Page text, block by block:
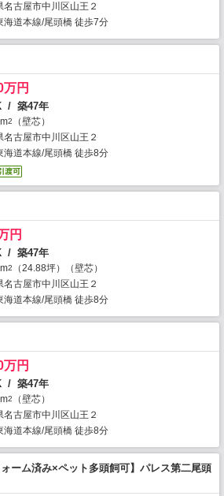
名古屋市中川区山王２
海道本線/尾頭橋 徒歩7分
万円
/ 築47年
2
（壁芯）
名古屋市中川区山王２
海道本線/尾頭橋 徒歩8分
円
/ 築47年
2
（24.88坪）（壁芯）
名古屋市中川区山王２
海道本線/尾頭橋 徒歩8分
万円
/ 築47年
2
（壁芯）
名古屋市中川区山王２
海道本線/尾頭橋 徒歩8分
ォーム済み×ペット多頭飼可】パレス第二尾頭